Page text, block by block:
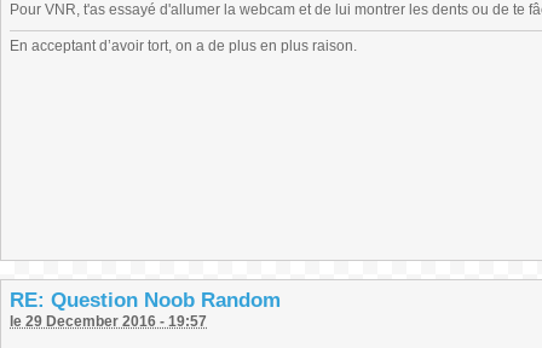
Pour VNR, t'as essayé d'allumer la webcam et de lui montrer les dents ou de te
En acceptant d’avoir tort, on a de plus en plus raison.
RE: Question Noob Random
le 29 December 2016 - 19:57